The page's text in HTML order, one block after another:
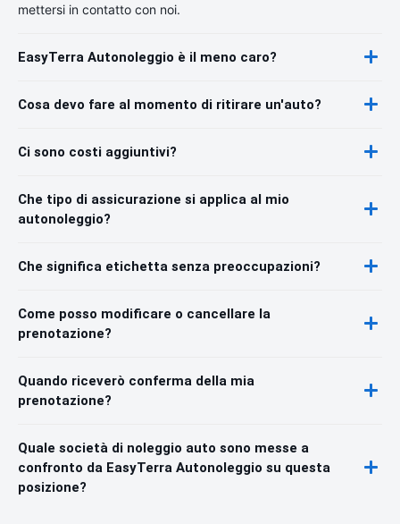
mettersi in contatto con noi.
EasyTerra Autonoleggio è il meno caro?
Cosa devo fare al momento di ritirare un'auto?
Ci sono costi aggiuntivi?
Che tipo di assicurazione si applica al mio
autonoleggio?
Che significa etichetta senza preoccupazioni?
Come posso modificare o cancellare la
prenotazione?
Quando riceverò conferma della mia
prenotazione?
Quale società di noleggio auto sono messe a
confronto da EasyTerra Autonoleggio su questa
posizione?